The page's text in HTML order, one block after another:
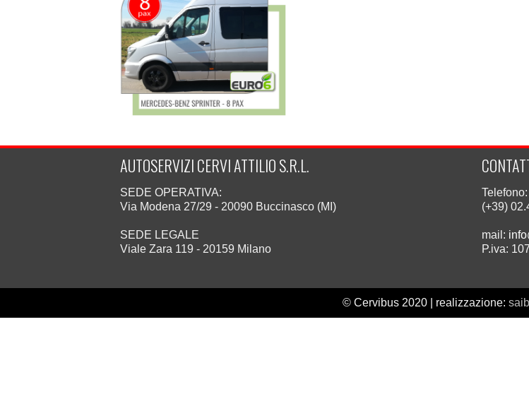
AUTOSERVIZI CERVI ATTILIO S.R.L.
SEDE OPERATIVA:
Via Modena 27/29 - 20090 Buccinasco (MI)
SEDE LEGALE
Viale Zara 119 - 20159 Milano
Telefono:
(+39)
mail:
P.iva:
© Cervibus 2020 | realizzazione: